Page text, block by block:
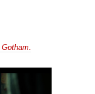
Gotham.